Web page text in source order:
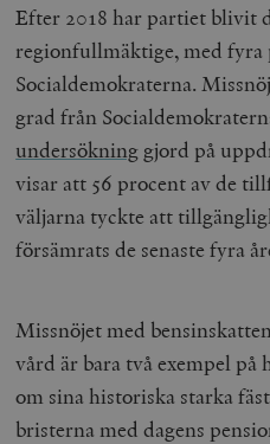
Efter 2018 har partiet blivit
regionfullmäktige, med fyra
Socialdemokraterna.
grad från
undersökning gjord på
visar att 56 procent av de
väljarna tyckte att
försämrats de senaste fyra
Missnöjet med
vård är bara två exempel på
om sina historiska starka
bristerna med dagens